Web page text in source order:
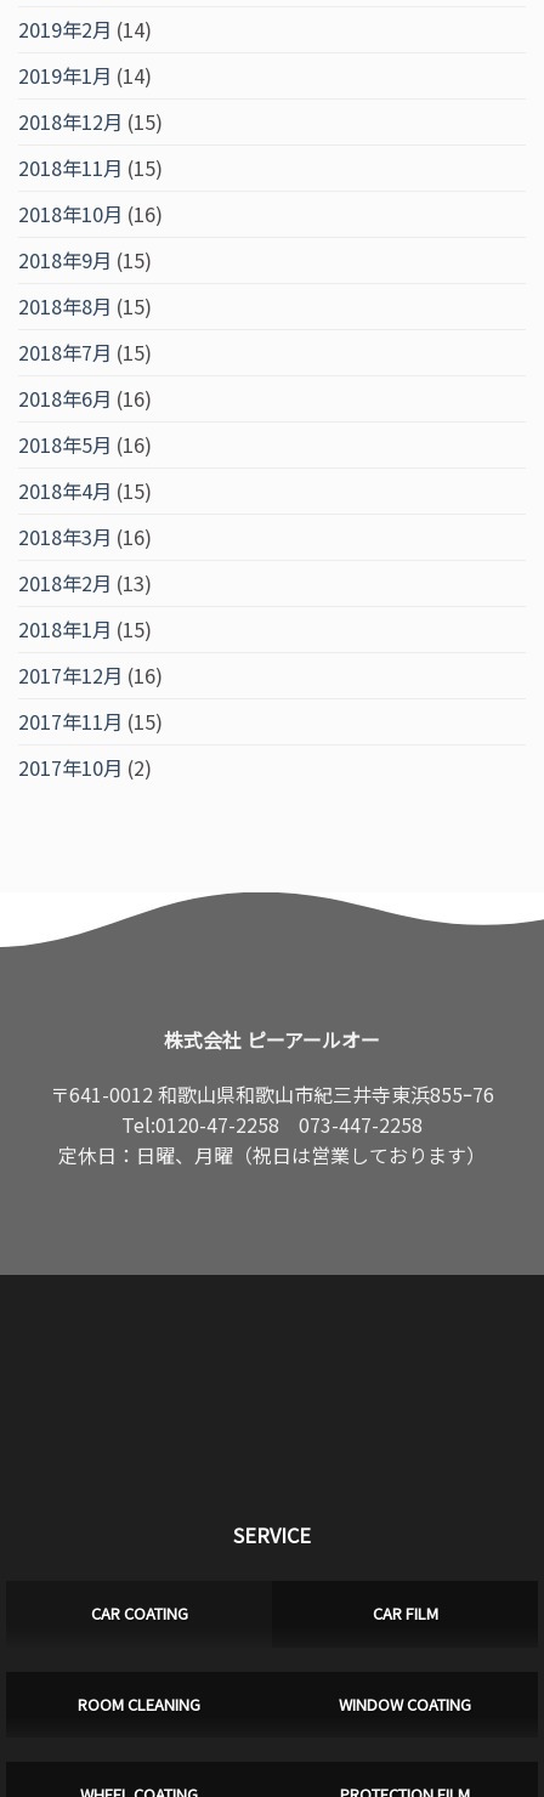
2019年2月 (14)
2019年1月 (14)
2018年12月 (15)
2018年11月 (15)
2018年10月 (16)
2018年9月 (15)
2018年8月 (15)
2018年7月 (15)
2018年6月 (16)
2018年5月 (16)
2018年4月 (15)
2018年3月 (16)
2018年2月 (13)
2018年1月 (15)
2017年12月 (16)
2017年11月 (15)
2017年10月 (2)
株式会社 ピーアールオー
〒641-0012 和歌山県和歌山市紀三井寺東浜855ｰ76
Tel:0120-47-2258
073-447-2258
定休日：日曜、月曜（祝日は営業しております）
SERVICE
CAR COATING CAR FILM
ROOM CLEANING WINDOW COATING